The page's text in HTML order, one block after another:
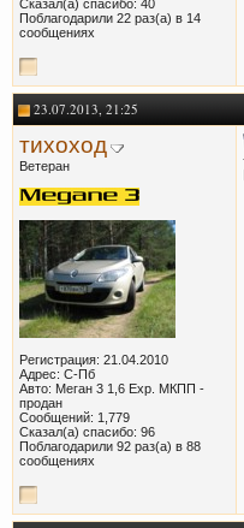
Сказал(а) спасибо: 40
Поблагодарили 22 раз(а) в 14
сообщениях
23.07.2013, 21:25
тихоход
Ветеран
Регистрация: 21.04.2010
Адрес: С-Пб
Авто: Меган 3 1,6 Exp. МКПП -
продан
Сообщений: 1,779
Сказал(а) спасибо: 96
Поблагодарили 92 раз(а) в 88
сообщениях